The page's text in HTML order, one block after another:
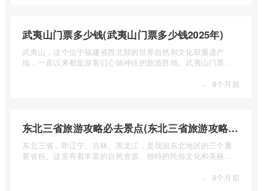
武夷山门票多少钱(武夷山门票多少钱2025年)
武夷山，这个位于福建省西北部的世界自然和文化双重遗产
地，一直以来都是游客们心驰神往的旅游胜地。武夷山门票多
· 8个月前
东北三省旅游攻略必去景点(东北三省旅游攻略必去景点视频介绍)
东北三省，即辽宁、吉林、黑龙江，是我国东北地区的三个重
要省份。这里有着丰富的自然资源、独特的民俗文化和美丽的
· 8个月前